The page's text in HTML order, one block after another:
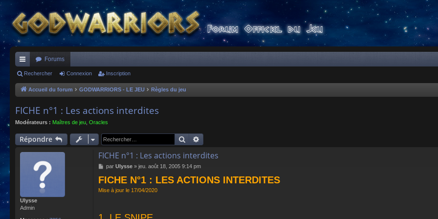
ac
co
s
Forums
Rechercher Connexion Inscription
Accueil du forum GODWARRIORS - LE JEU Règles du jeu
FICHE n°1 : Les actions interdites
Modérateurs : Maîtres de jeu Oracles
Répondre Rechercher
Ulysse
Admin
FICHE n°1 : Les actions interdites
M
s
par Ulysse» jeu. août 18, 2005 9:14 pm
FICHE N°1 : LES ACTIONS INTERDITES
Mise à jour le 17/04/2020